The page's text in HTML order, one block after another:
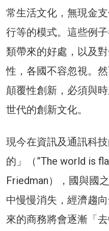
常生活文化，無現金
行等的模式。這些例
類帶來的好處，以及
性，各國不容忽視。
顛覆性創新，必須與
世代的創新文化。
現今在資訊及通訊科
的」（”The world is
Friedman），國與國
中慢慢消失，經濟趨
來的商務將會逐漸「